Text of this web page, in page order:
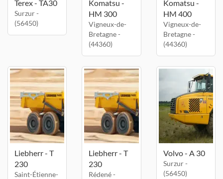
Terex - TA30
Surzur -
(56450)
Komatsu -
HM 300
Vigneux-de-
Bretagne -
(44360)
Komatsu -
HM 400
Vigneux-de-
Bretagne -
(44360)
Liebherr - T
230
Saint-Étienne-
Liebherr - T
230
Rédené -
Volvo - A 30
Surzur -
(56450)